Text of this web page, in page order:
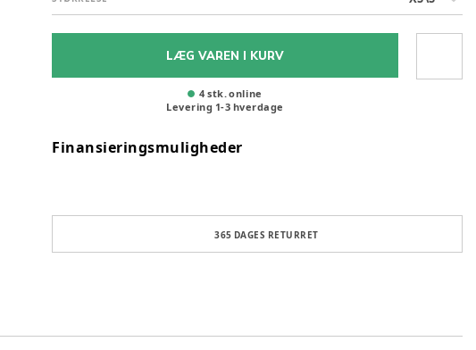
LÆG VAREN I KURV
4 stk. online
Levering 1-3 hverdage
Finansieringsmuligheder
365 DAGES RETURRET